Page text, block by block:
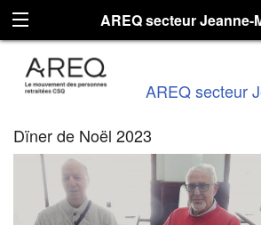
AREQ secteur Jeanne-
AREQ secteur
Dïner de Noël 2023